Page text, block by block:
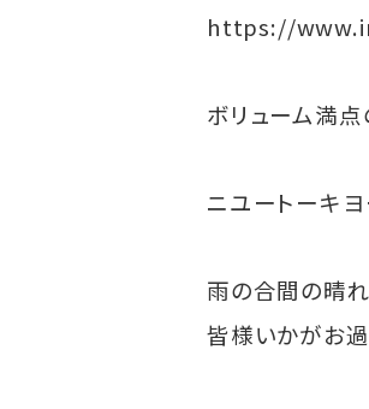
https://
ボリューム満
ニユートーキ
雨の合間の晴
皆様いかがお過